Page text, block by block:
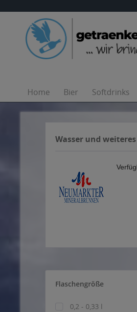
Home Bier Softdrinks
Wasser und
Flaschengröße
0,2 - 0,33 l